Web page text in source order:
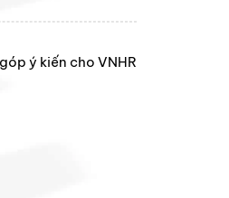
ý kiến cho VNHR